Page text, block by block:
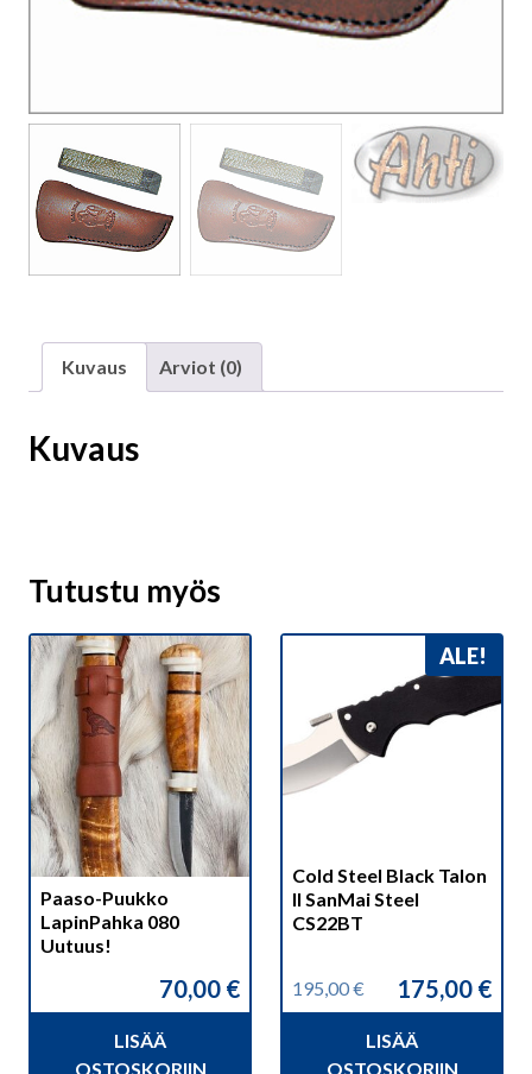
Kuvaus Arviot (0)
Kuvaus
Tutustu myös
Paaso-Puukko
LapinPahka 080
Uutuus!
70,00 €
LISÄÄ
OSTOSKORIIN
ALE!
Cold Steel Black Talon
II SanMai Steel
CS22BT
195,00€
Alkuperäinen
hinta
175,00 €
Nykyinen
hinta
LISÄÄ
OSTOSKORIIN